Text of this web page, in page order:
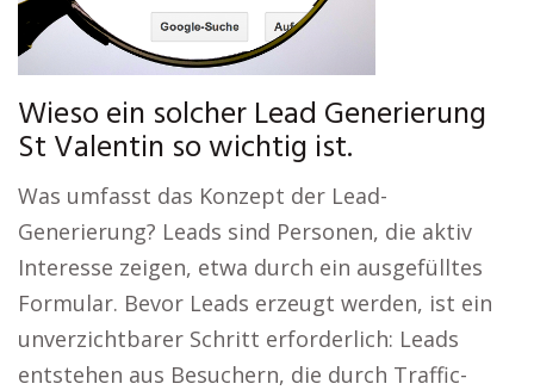
Wieso ein solcher Lead Generierung
St Valentin so wichtig ist.
Was umfasst das Konzept der Lead-
Generierung? Leads sind Personen, die aktiv
Interesse zeigen, etwa durch ein ausgefülltes
Formular. Bevor Leads erzeugt werden, ist ein
unverzichtbarer Schritt erforderlich: Leads
entstehen aus Besuchern, die durch Traffic-